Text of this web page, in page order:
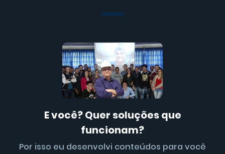
E você? Quer soluções que
funcionam?
Por isso eu desenvolvi conteúdos para você